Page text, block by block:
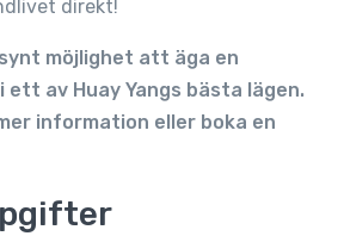
direkt!
möjlighet att äga en
av Huay Yangs bästa lägen.
information eller boka en